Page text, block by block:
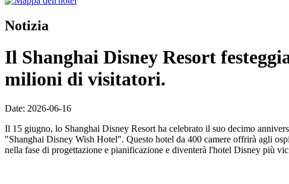
Notizia
Il Shanghai Disney Resort
milioni di visitatori.
Date: 2026-06-16
Il 15 giugno, lo Shanghai Disney Resort ha celebrato il suo decimo
"Shanghai Disney Wish Hotel". Questo hotel da 400 camere offrirà agli
nella fase di progettazione e pianificazione e diventerà l'hotel Disney più